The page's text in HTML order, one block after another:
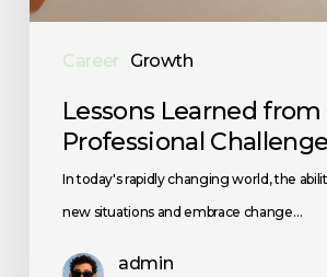
Career Growth
Lessons Learned from
Professional
In today's rapidly changing world, the
new situations and embrace change…
admin